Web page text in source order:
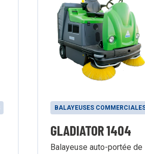
BALAYEUSES
GLADIATOR 1404
Balayeuse auto-portée de